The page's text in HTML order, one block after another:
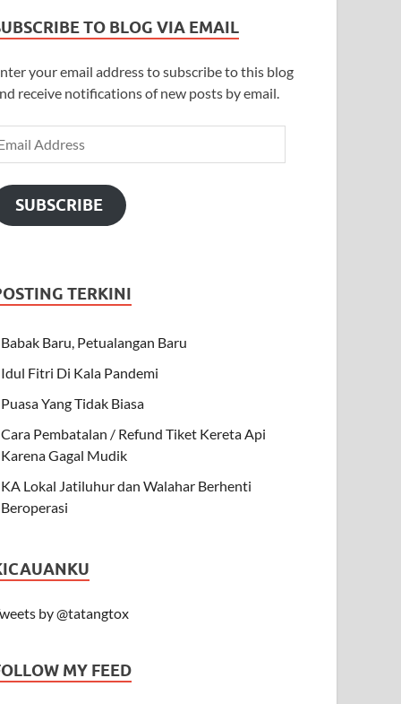
TO BLOG VIA EMAIL
your email address to subscribe to this blog
receive notifications of new posts by email.
SUBSCRIBE
TERKINI
Babak Baru, Petualangan Baru
Idul Fitri Di Kala Pandemi
Puasa Yang Tidak Biasa
Cara Pembatalan / Refund Tiket Kereta Api
Karena Gagal Mudik
KA Lokal Jatiluhur dan Walahar Berhenti
Beroperasi
by @tatangtox
MY FEED